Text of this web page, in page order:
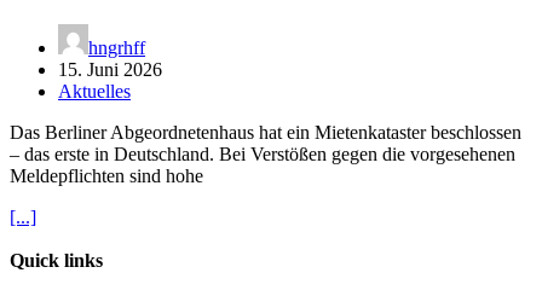
hngrhff
15. Juni 2026
Aktuelles
Das Berliner Abgeordnetenhaus hat ein Mietenkataster beschlossen
– das erste in Deutschland. Bei Verstößen gegen die vorgesehenen
Meldepflichten sind hohe
[...]
Quick links